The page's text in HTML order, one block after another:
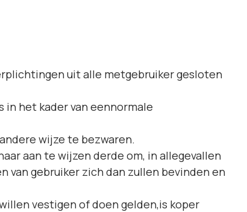
uit alle metgebruiker gesloten
in het kader van eennormale
wijze te bezwaren.
aan te wijzen derde om, in allegevallen
van gebruiker zich dan zullen bevinden en
vestigen of doen gelden,is koper